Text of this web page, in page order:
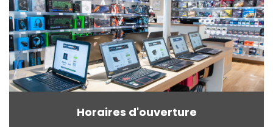
Horaires d'ouverture